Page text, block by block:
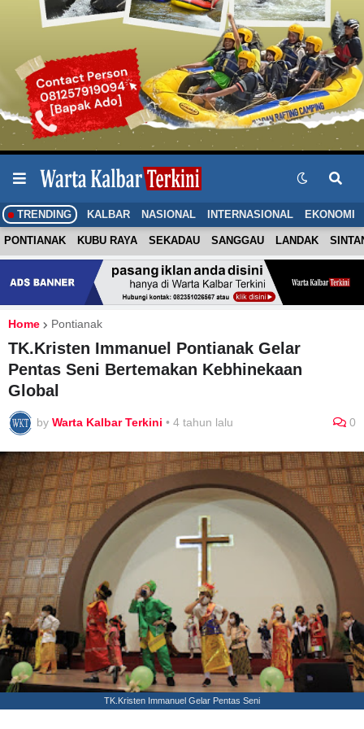
TRENDING KALBAR NASIONAL INTERNASIONAL EKONOMI
PONTIANAK KUBU RAYA SEKADAU SANGGAU LANDAK
Home Pontianak
TK.Kristen Immanuel Pontianak Gelar
Pentas Seni Bertemakan Kebhinekaan
Global
by Warta Kalbar Terkini • 4 tahun lalu 0
TK.Kristen Immanuel Gelar Pentas Seni